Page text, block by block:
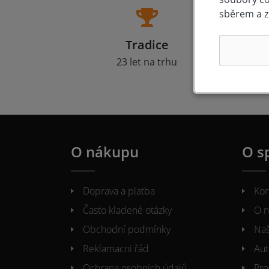
Tradice
23 let na trhu
O nákupu
Doprava a platba
Často kladené otázky
Obchodní podmínky
Reklamacni řád
O
O
sběrem a